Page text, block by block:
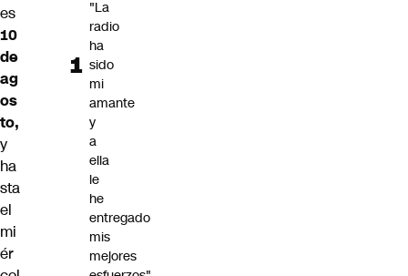
es
10
de
ag
os
to,
y
ha
sta
el
mi
ér
"La
radio
ha
sido
mi
amante
y
a
ella
le
he
entregado
mis
mejores